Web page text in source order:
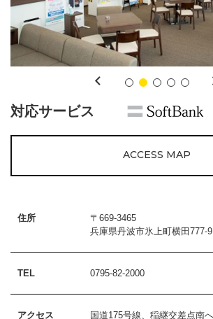
対応サービス
ACCESS MAP
住所
〒669-3465
兵庫県丹波市氷上町横田777-9
TEL 0795-82-2000
アクセス 国道175号線、稲継交差点南